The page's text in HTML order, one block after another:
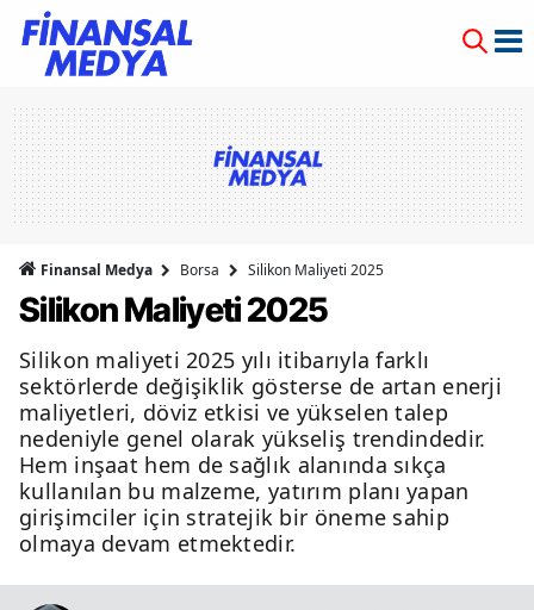
Finansal Medya Borsa Silikon Maliyeti 2025
Silikon Maliyeti 2025
Silikon maliyeti 2025 yılı itibarıyla farklı
sektörlerde değişiklik gösterse de artan enerji
maliyetleri, döviz etkisi ve yükselen talep
nedeniyle genel olarak yükseliş trendindedir.
Hem inşaat hem de sağlık alanında sıkça
kullanılan bu malzeme, yatırım planı yapan
girişimciler için stratejik bir öneme sahip
olmaya devam etmektedir.